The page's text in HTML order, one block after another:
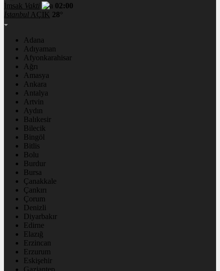
İmsak Vakti
02:00
İstanbul AÇIK 28°
Adana
Adıyaman
Afyonkarahisar
Ağrı
Amasya
Ankara
Antalya
Artvin
Aydın
Balıkesir
Bilecik
Bingöl
Bitlis
Bolu
Burdur
Bursa
Çanakkale
Çankırı
Çorum
Denizli
Diyarbakır
Edirne
Elazığ
Erzincan
Erzurum
Eskişehir
Gaziantep